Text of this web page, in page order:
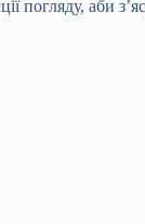
погляду, аби